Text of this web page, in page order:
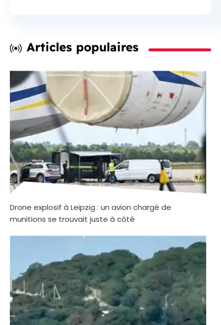
Articles populaires
Drone explosif à Leipzig : un avion chargé de
munitions se trouvait juste à côté